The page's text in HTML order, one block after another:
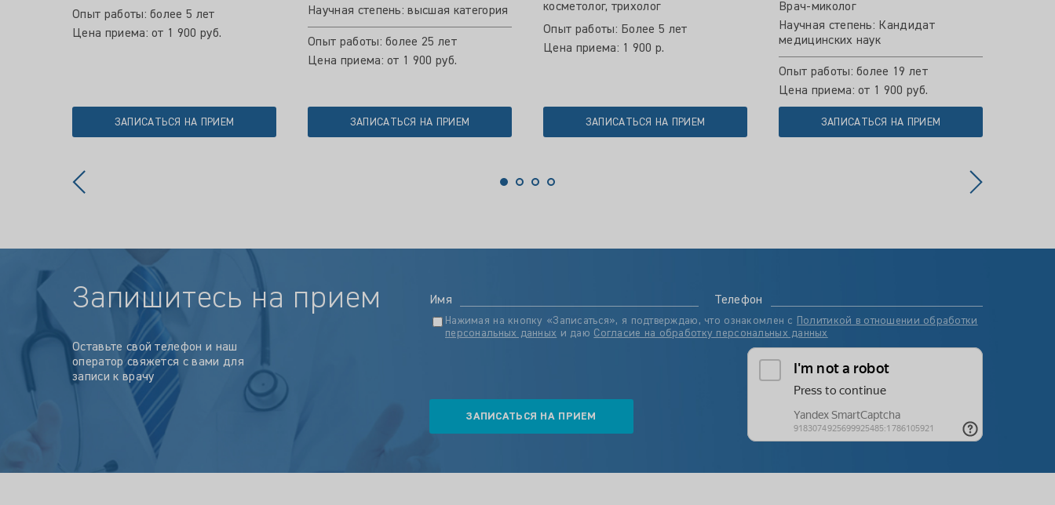
Опыт работы: более 5 лет
Цена приема: от 1 900 руб.
ЗАПИСАТЬСЯ НА ПРИЕМ
Научная степень: высшая категория
Опыт работы: более 25 лет
Цена приема: от 1 900 руб.
ЗАПИСАТЬСЯ НА ПРИЕМ
косметолог, трихолог
Опыт работы: Более 5 лет
Цена приема: 1 900 р.
ЗАПИСАТЬСЯ НА ПРИЕМ
Врач-миколог
Научная степень: Кандидат
медицинских наук
Опыт работы: более 19 лет
Цена приема: от 1 900 руб.
ЗАПИСАТЬСЯ НА ПРИЕМ
Запишитесь на прием
Оставьте свой телефон и наш
оператор свяжется с вами для
записи к врачу
Имя Телефон
Нажимая на кнопку «Записаться», я подтверждаю, что ознакомлен с
Политикой в отношении обработки
персональных данных и даю Согласие на обработку персональных данных